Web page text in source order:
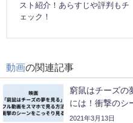
スト紹介！あらすじや評判もチ
ェック！
動画の関連記事
窮鼠はチーズの
には！衝撃のシ
2021年3月13日